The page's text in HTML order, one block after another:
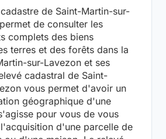
de Saint-Martin-sur-
de consulter les
complets des biens
terres et des forêts dans la
sur-Lavezon et ses
cadastral de Saint-
vous permet d'avoir un
géographique d'une
pour vous de vous
d'une parcelle de